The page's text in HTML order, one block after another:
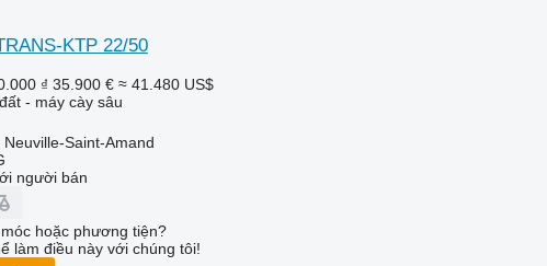
KTP 22/50
₫ 35.900 € ≈ 41.480 US$
- máy cày sâu
Neuville-Saint-Amand
người bán
hoặc phương tiện?
làm điều này với chúng tôi!